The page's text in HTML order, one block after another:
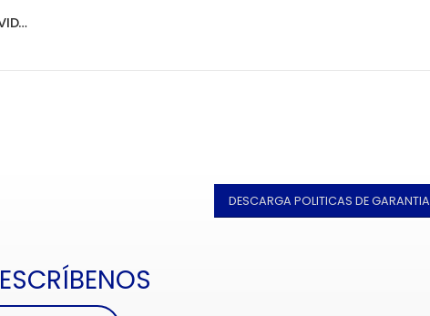
ESCALERA TIPO I RECTA DE FIBRA DE VIDRIO
DESCARGA POLITICAS DE GARANTIA
ESCRÍBENOS